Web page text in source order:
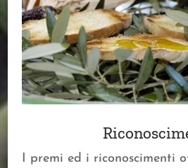
I premi ed i riconoscimenti